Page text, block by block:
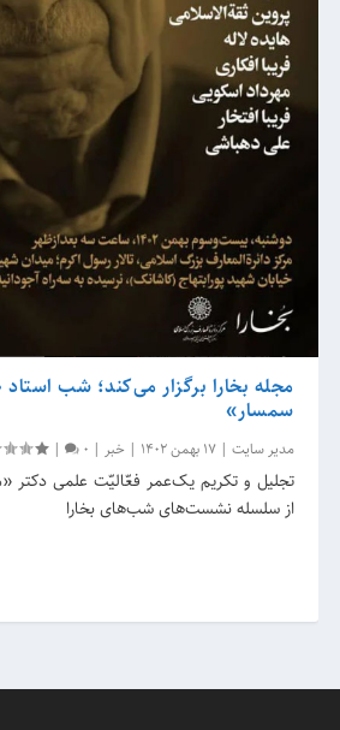
مجله بخارا برگزار می‌کند؛ شب
سمسار»
مدیر سایت |17 بهمن 1402 | خبر |
0
|
تجلیل و تکریم یک‌عمر فعّالیّت علمی
از سلسله نشست‌های شب‌های بخارا